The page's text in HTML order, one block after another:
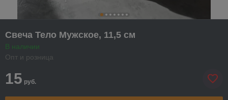
Свеча Тело Мужское, 11,5 см
В наличии
Опт и розница
15 руб.